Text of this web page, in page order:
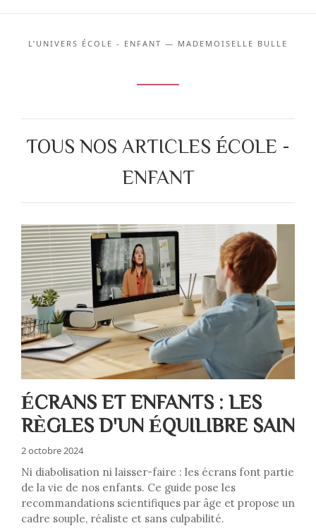
L’UNIVERS ÉCOLE - ENFANT — MADEMOISELLE BULLE
TOUS NOS ARTICLES ÉCOLE -
ENFANT
ÉCRANS ET ENFANTS : LES
RÈGLES D'UN ÉQUILIBRE SAIN
2 octobre 2024
Ni diabolisation ni laisser-faire : les écrans font partie
de la vie de nos enfants. Ce guide pose les
recommandations scientifiques par âge et propose un
cadre souple, réaliste et sans culpabilité.